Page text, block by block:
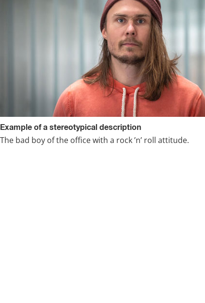
Example of a stereotypical description
The bad boy of the office with a rock ’n’ roll attitude.